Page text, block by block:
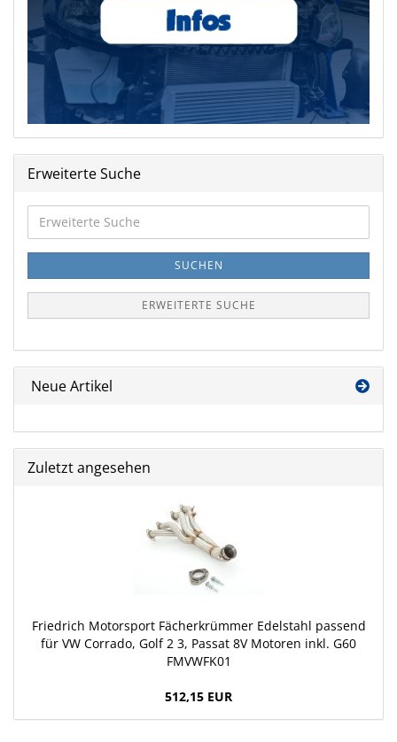
Erweiterte Suche
Suche
SUCHEN
ERWEITERTE SUCHE
Neue Artikel
Zuletzt angesehen
Friedrich Motorsport Fächerkrümmer Edelstahl passend
für VW Corrado, Golf 2 3, Passat 8V Motoren inkl. G60
FMVWFK01
512,15 EUR